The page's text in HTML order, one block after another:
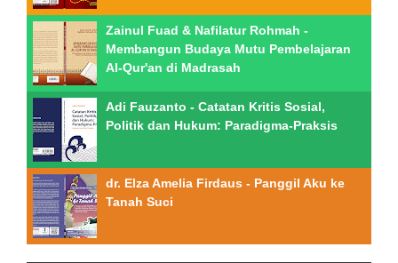
Zainul Fuad & Nafilatur Rohmah -
Membangun Budaya Mutu Pembelajaran
Al-Qur'an di Madrasah
Adi Fauzanto - Catatan Kritis Sosial,
Politik dan Hukum: Paradigma-Praksis
dr. Elza Amelia Firdaus - Panggil Aku ke
Tanah Suci